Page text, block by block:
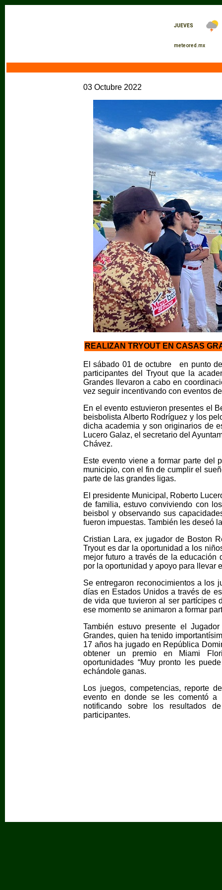
03 Octubre 2022
REALIZAN TRYOUT EN CASAS
El sábado 01 de octubre en punto
participantes del Tryout que la
Grandes llevaron a cabo en
vez seguir incentivando con eventos
En el evento estuvieron presentes el
beisbolista Alberto Rodríguez y los
dicha academia y son originarios de
Lucero Galaz, el secretario del
Chávez.
Este evento viene a formar parte del
municipio, con el fin de cumplir el
parte de las grandes ligas.
El presidente Municipal, Roberto
de familia, estuvo conviviendo con
beisbol y observando sus
fueron impuestas. También les deseó
Cristian Lara, ex jugador de Boston
Tryout es dar la oportunidad a los
mejor futuro a través de la educación
por la oportunidad y apoyo para llevar
Se entregaron reconocimientos a los
días en Estados Unidos a través de
de vida que tuvieron al ser partícipes
ese momento se animaron a formar
También estuvo presente el
Grandes, quien ha tenido
17 años ha jugado en República
obtener un premio en Miami
oportunidades “Muy pronto les
echándole ganas.
Los juegos, competencias, reporte
evento en donde se les comentó a
notificando sobre los resultados
participantes.